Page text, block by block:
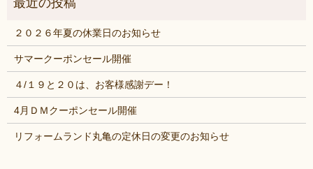
２０２６年夏の休業日のお知らせ
サマークーポンセール開催
４/１９と２０は、お客様感謝デー！
4月ＤＭクーポンセール開催
リフォームランド丸亀の定休日の変更のお知らせ